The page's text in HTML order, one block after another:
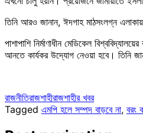
তিনি আরও জানান, ঈদগাহ মাঠসংলগ্ন
পাশাপাশি নির্মাণাধীন মেডিকেল
আনতে কার্যকর উদ্যোগ নেওয়া হবে। তিনি
রাজনীতিরাজশাহীরাজশাহীর খবর
Tagged এমপি হলে সম্পদ বাড়বে না, বরং